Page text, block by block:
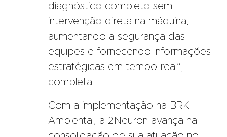
diagnóstico completo sem
intervenção direta na máquina,
aumentando a segurança das
equipes e fornecendo informações
estratégicas em tempo real”,
completa.
Com a implementação na BRK
Ambiental, a 2Neuron avança na